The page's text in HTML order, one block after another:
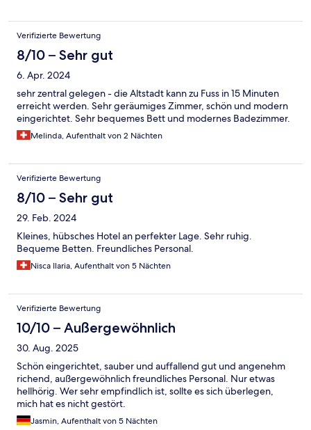
Verifizierte Bewertung
8/10 – Sehr gut
6. Apr. 2024
sehr zentral gelegen - die Altstadt kann zu Fuss in 15 Minuten
erreicht werden. Sehr geräumiges Zimmer, schön und modern
eingerichtet. Sehr bequemes Bett und modernes Badezimmer.
Melinda, Aufenthalt von 2 Nächten
Verifizierte Bewertung
8/10 – Sehr gut
29. Feb. 2024
Kleines, hübsches Hotel an perfekter Lage. Sehr ruhig.
Bequeme Betten. Freundliches Personal.
Nisca Ilaria, Aufenthalt von 5 Nächten
Verifizierte Bewertung
10/10 – Außergewöhnlich
30. Aug. 2025
Schön eingerichtet, sauber und auffallend gut und angenehm
richend, außergewöhnlich freundliches Personal. Nur etwas
hellhörig. Wer sehr empfindlich ist, sollte es sich überlegen,
mich hat es nicht gestört.
Jasmin, Aufenthalt von 5 Nächten